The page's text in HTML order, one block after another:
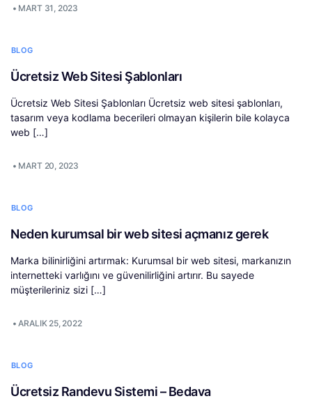
• MART 31, 2023
BLOG
Ücretsiz Web Sitesi Şablonları
Ücretsiz Web Sitesi Şablonları Ücretsiz web sitesi şablonları,
tasarım veya kodlama becerileri olmayan kişilerin bile kolayca
web […]
• MART 20, 2023
BLOG
Neden kurumsal bir web sitesi açmanız gerek
Marka bilinirliğini artırmak: Kurumsal bir web sitesi, markanızın
internetteki varlığını ve güvenilirliğini artırır. Bu sayede
müşterileriniz sizi […]
•ARALIK 25, 2022
BLOG
Ücretsiz Randevu Sistemi – Bedava